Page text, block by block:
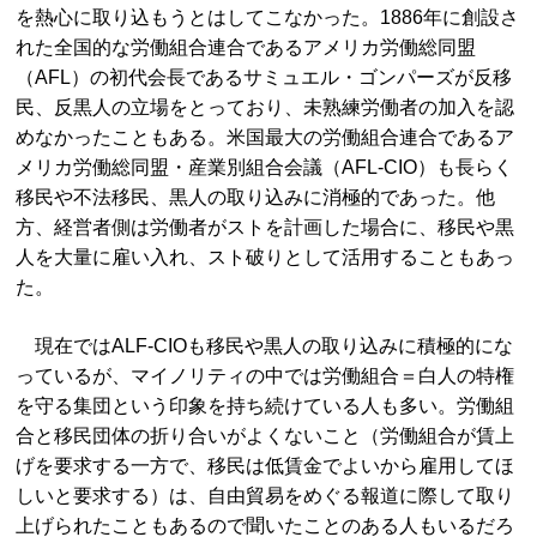
を熱心に取り込もうとはしてこなかった。1886年に創設さ
れた全国的な労働組合連合であるアメリカ労働総同盟
（AFL）の初代会長であるサミュエル・ゴンパーズが反移
民、反黒人の立場をとっており、未熟練労働者の加入を認
めなかったこともある。米国最大の労働組合連合であるア
メリカ労働総同盟・産業別組合会議（AFL-CIO）も長らく
移民や不法移民、黒人の取り込みに消極的であった。他
方、経営者側は労働者がストを計画した場合に、移民や黒
人を大量に雇い入れ、スト破りとして活用することもあっ
た。
現在ではALF-CIOも移民や黒人の取り込みに積極的にな
っているが、マイノリティの中では労働組合＝白人の特権
を守る集団という印象を持ち続けている人も多い。労働組
合と移民団体の折り合いがよくないこと（労働組合が賃上
げを要求する一方で、移民は低賃金でよいから雇用してほ
しいと要求する）は、自由貿易をめぐる報道に際して取り
上げられたこともあるので聞いたことのある人もいるだろ